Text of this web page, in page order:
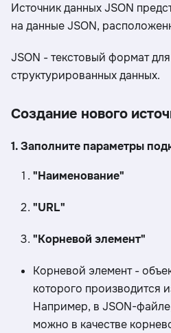
Источник данных JSON
на данные JSON,
JSON - текстовый формат
структурированных данных.
Создание нового
1. Заполните параметры
"Наименование"
"URL"
"Корневой элемент"
Корневой элемент -
которого производится
Например, в JSON-
можно в качестве